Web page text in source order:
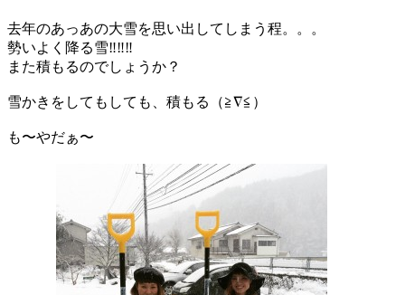
去年のあっあの大雪を思い出してしまう程。。。
勢いよく降る雪‼︎‼︎‼︎
また積もるのでしょうか？
雪かきをしてもしても、積もる（≧∇≦）
も〜やだぁ〜